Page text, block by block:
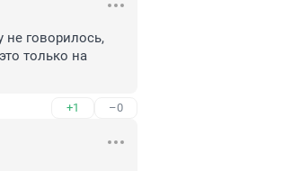
не говорилось,
только на
+1 –0